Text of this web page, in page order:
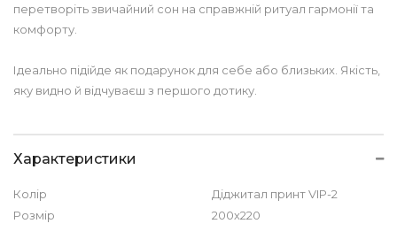
перетворіть звичайний сон на справжній ритуал гармонії та
комфорту.
Ідеально підійде як подарунок для себе або близьких. Якість,
яку видно й відчуваєш з першого дотику.
Характеристики
Колір
Діджитал принт VIP-2
Розмір
200х220